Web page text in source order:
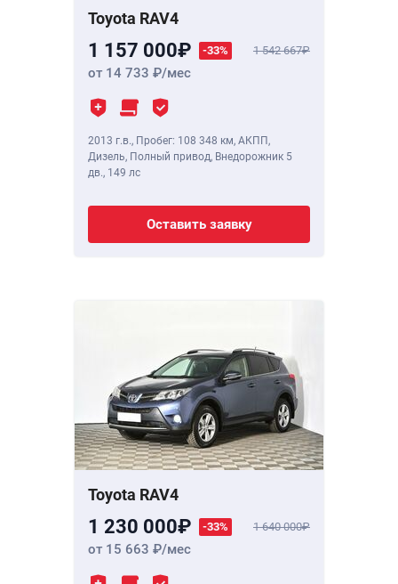
Toyota RAV4
1 157 000 -33% 1 542 667
от 14 733 /мес
2013 г.в., Пробег: 108 348 км, АКПП,
Дизель, Полный привод, Внедорожник 5
дв., 149 лс
Оставить заявку
Toyota RAV4
1 230 000 -33% 1 640 000
от 15 663 /мес